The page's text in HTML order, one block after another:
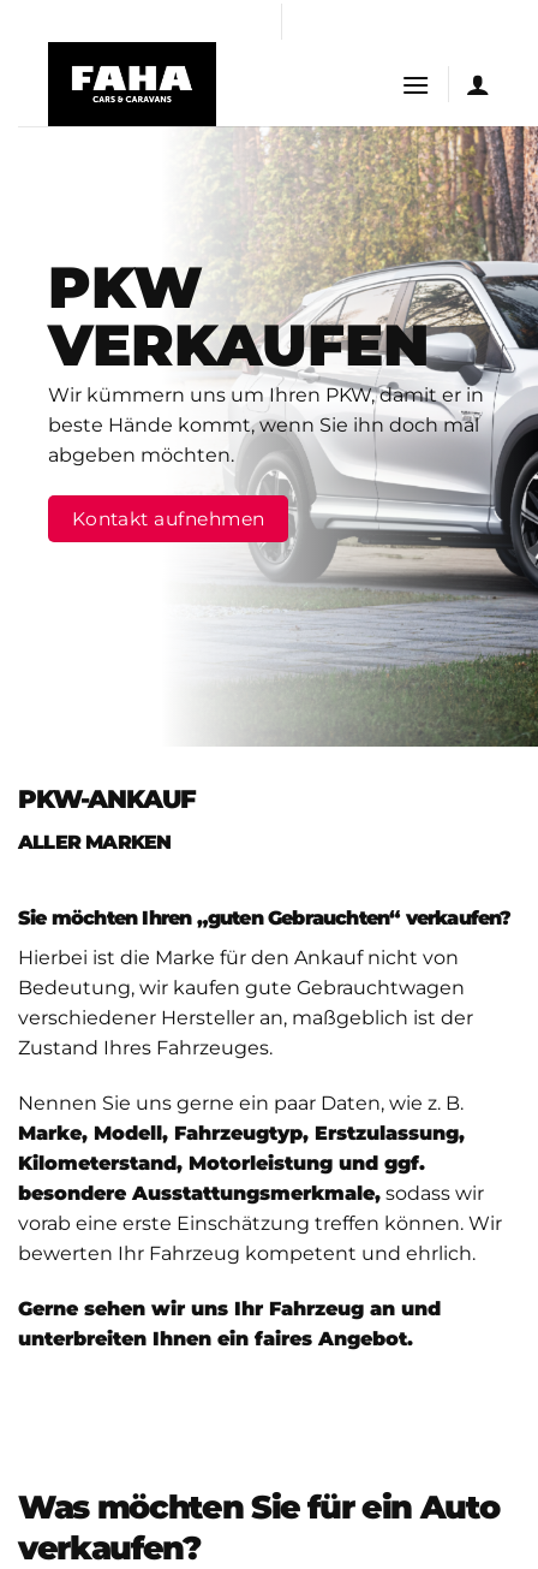
content
PKW
VERKAUFEN
Wir kümmern uns um Ihren PKW, damit er in
beste Hände kommt, wenn Sie ihn doch mal
abgeben möchten.
Kontakt aufnehmen
PKW-ANKAUF
ALLER MARKEN
Sie möchten Ihren „guten Gebrauchten“ verkaufen?
Hierbei ist die Marke für den Ankauf nicht von
Bedeutung, wir kaufen gute Gebrauchtwagen
verschiedener Hersteller an, maßgeblich ist der
Zustand Ihres Fahrzeuges.
Nennen Sie uns gerne ein paar Daten, wie z. B.
Marke, Modell, Fahrzeugtyp, Erstzulassung,
Kilometerstand, Motorleistung und ggf.
besondere Ausstattungsmerkmale, sodass wir
vorab eine erste Einschätzung treffen können. Wir
bewerten Ihr Fahrzeug kompetent und ehrlich.
Gerne sehen wir uns Ihr Fahrzeug an und
unterbreiten Ihnen ein faires Angebot.
Was möchten Sie für ein Auto
verkaufen?